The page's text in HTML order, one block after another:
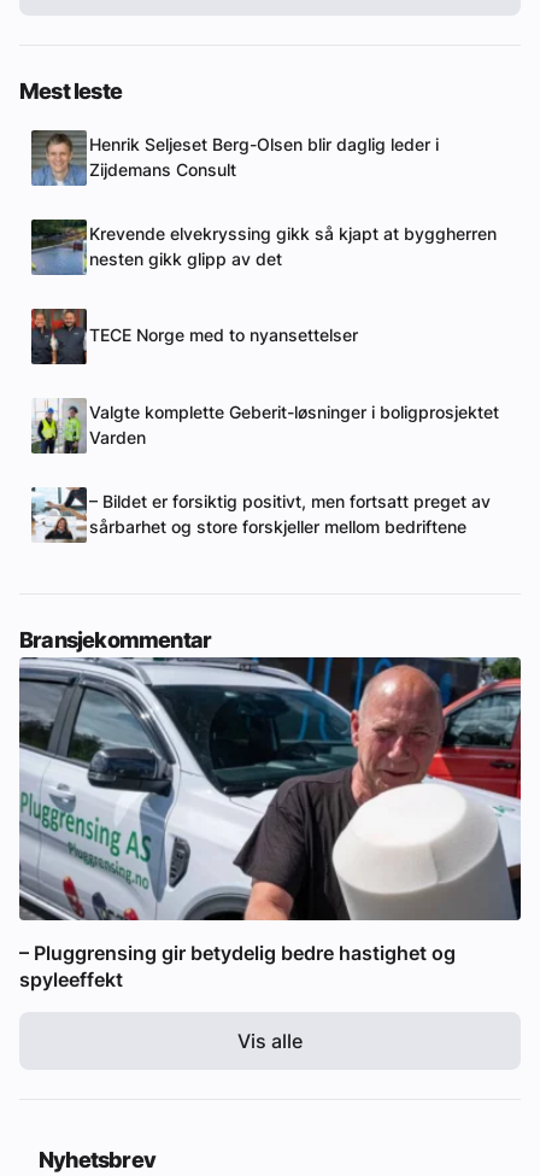
Mest leste
Henrik Seljeset Berg-Olsen blir daglig leder i
Zijdemans Consult
Krevende elvekryssing gikk så kjapt at byggherren
nesten gikk glipp av det
TECE Norge med to nyansettelser
Valgte komplette Geberit-løsninger i boligprosjektet
Varden
– Bildet er forsiktig positivt, men fortsatt preget av
sårbarhet og store forskjeller mellom bedriftene
Bransjekommentar
– Pluggrensing gir betydelig bedre hastighet og
spyleeffekt
Vis alle
Nyhetsbrev